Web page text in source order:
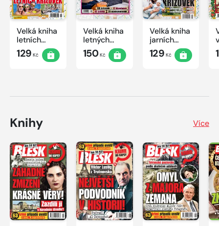
Velká kniha
letních
křížovek
2026
129 Kč
Velká kniha
letných
krížoviek s
TV JOJ
150Kč
Velká kniha
jarních
křížovek
2026
129 Kč
Knihy Více